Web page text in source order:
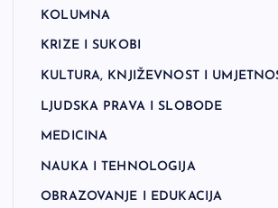
KOLUMNA
KRIZE I SUKOBI
KULTURA, KNJIŽEVNOST I
LJUDSKA PRAVA I SLOBODE
MEDICINA
NAUKA I TEHNOLOGIJA
OBRAZOVANJE I EDUKACIJA